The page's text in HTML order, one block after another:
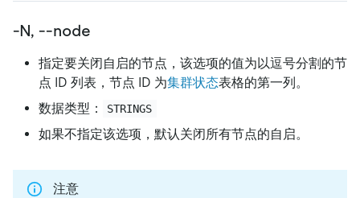
-N, --node
指定要关闭自启的节点，该选项的值为以逗号分割的节
点 ID 列表，节点 ID 为集群状态表格的第一列。
数据类型：
STRINGS
如果不指定该选项，默认关闭所有节点的自启。
注意